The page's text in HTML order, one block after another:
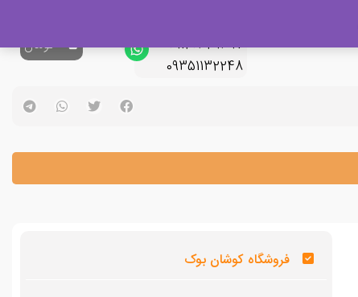
09120329397
09351132248
0تومان
فروشگاه کوشان بوک